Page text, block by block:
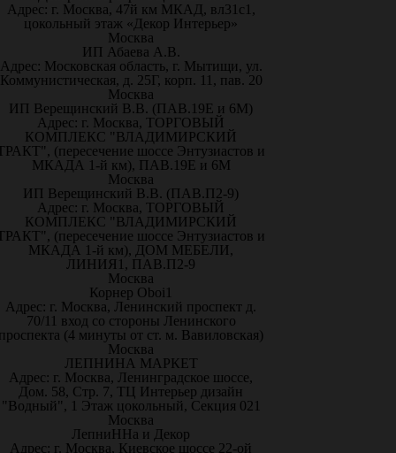
Адрес: г. Москва, 47й км МКАД, вл31с1,
цокольный этаж «Декор Интерьер»
Москва
ИП Абаева А.В.
Адрес: Московская область, г. Мытищи, ул.
Коммунистическая, д. 25Г, корп. 11, пав. 20
Москва
ИП Верещинский В.В. (ПАВ.19Е и 6М)
Адрес: г. Москва, ТОРГОВЫЙ
КОМПЛЕКС "ВЛАДИМИРСКИЙ
(пересечение шоссе Энтузиастов и
МКАДА 1-й км), ПАВ.19Е и 6М
Москва
ИП Верещинский В.В. (ПАВ.П2-9)
Адрес: г. Москва, ТОРГОВЫЙ
КОМПЛЕКС "ВЛАДИМИРСКИЙ
(пересечение шоссе Энтузиастов и
МКАДА 1-й км), ДОМ МЕБЕЛИ,
ЛИНИЯ1, ПАВ.П2-9
Москва
Корнер Oboi1
Адрес: г. Москва, Ленинский проспект д.
70/11 вход со стороны Ленинского
(4 минуты от ст. м. Вавиловская)
Москва
ЛЕПНИНА МАРКЕТ
Адрес: г. Москва, Ленинградское шоссе,
Дом. 58, Стр. 7, ТЦ Интерьер дизайн
"Водный", 1 Этаж цокольный, Секция 021
Москва
ЛепниННа и Декор
Адрес: г. Москва, Киевское шоссе 22-ой